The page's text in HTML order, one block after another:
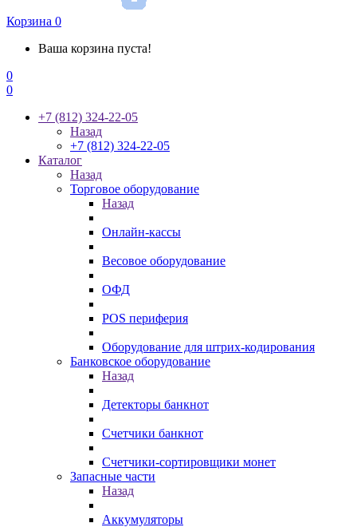
Корзина 0
Ваша корзина пуста!
0
0
+7 (812) 324-22-05
Назад
+7 (812) 324-22-05
Каталог
Назад
Торговое оборудование
Назад
Онлайн-кассы
Весовое оборудование
ОФД
POS периферия
Оборудование для штрих-кодирования
Банковское оборудование
Назад
Детекторы банкнот
Счетчики банкнот
Счетчики-сортировщики монет
Запасные части
Назад
Аккумуляторы